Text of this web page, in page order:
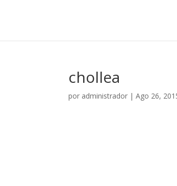
chollea
por administrador |Ago 26,